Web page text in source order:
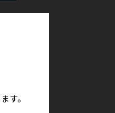
す。